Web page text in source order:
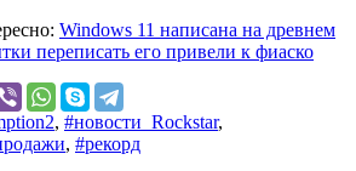
Windows 11 написана на древнем
переписать его привели к фиаско
, #новости_Rockstar,
, #рекорд